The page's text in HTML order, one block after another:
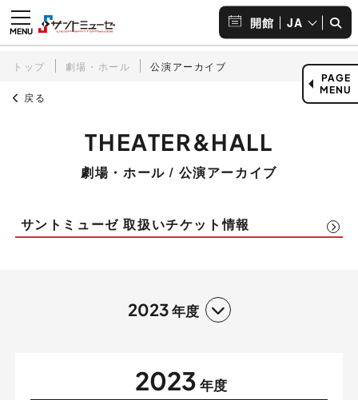
開館 JA
トップ 劇場・ホール 公演アーカイブ
戻る
劇場・ホール / 公演アーカイブ
サントミューゼ 取扱いチケット情報
PAGE
MENU
2023年度
2023 年度